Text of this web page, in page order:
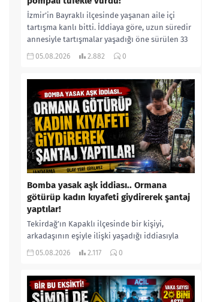
İzmir’in Bayraklı ilçesinde yaşanan aile içi
tartışma kanlı bitti. İddiaya göre, uzun süredir
annesiyle tartışmalar yaşadığı öne sürülen 33
yaşındaki...
05.08.2026 2.882 0
Bomba yasak aşk iddiası.. Ormana
götürüp kadın kıyafeti giydirerek şantaj
yaptılar!
Tekirdağ’ın Kapaklı ilçesinde bir kişiyi,
arkadaşının eşiyle ilişki yaşadığı iddiasıyla
ormanlık alana götürerek zorla kadın
05.08.2026 2.117 0